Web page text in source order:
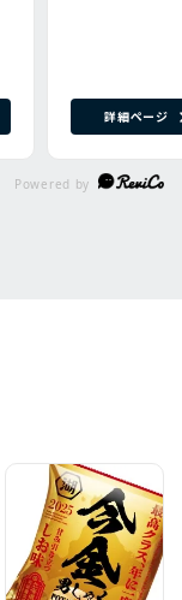
詳細ページ